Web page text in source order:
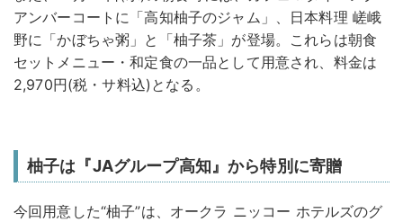
アンバーコートに「高知柚子のジャム」、日本料理 嵯峨
野に「かぼちゃ粥」と「柚子茶」が登場。これらは朝食
セットメニュー・和定食の一品として用意され、料金は
2,970円(税・サ料込)となる。
柚子は『JAグループ高知』から特別に寄贈
今回用意した“柚子”は、オークラ ニッコー ホテルズのグ